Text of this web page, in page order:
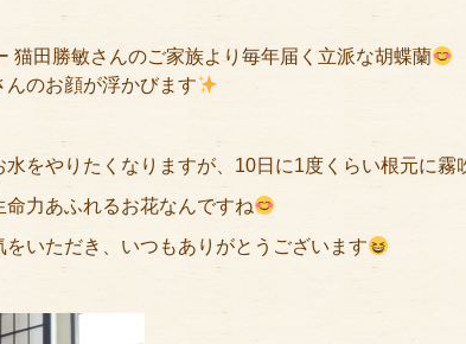
猫田勝敏さんのご家族より毎年届く立派な胡蝶蘭
のお顔が浮かびます
をやりたくなりますが、10日に1度くらい根元に霧
力あふれるお花なんですね
いただき、いつもありがとうございます